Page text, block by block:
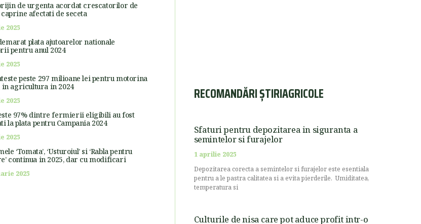
de urgenta acordat crescatorilor de
afectati de seceta
2025
plata ajutoarelor nationale
pentru anul 2024
2025
peste 297 milioane lei pentru motorina
agricultura in 2024
2025
97% dintre fermierii eligibili au fost
la plata pentru Campania 2024
2025
‘Tomata’, ‘Usturoiul’ si ‘Rabla pentru
continua in 2025, dar cu modificari
2025
RECOMANDĂRI ȘTIRIAGRICOLE
Sfaturi pentru depozitarea in siguranta a
semintelor si furajelor
1 aprilie 2025
Depozitarea corecta a semintelor si furajelor este esentiala
pentru a le pastra calitatea si a evita pierderile. Umiditatea,
temperatura si
Culturile de nisa care pot aduce profit intr-o